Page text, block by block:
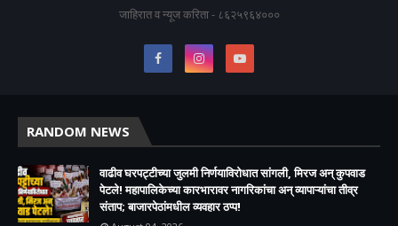
जाहिरात व न्यूज करिता - ८६२५९६४०००
RANDOM NEWS
वाढीव घरपट्टीच्या जुलमी निर्णयाविरोधात सांगली, मिरज अन् कुपवाड
पेटले! महापालिकेच्या कारभारावर नागरिकांचा अन् व्यापाऱ्यांचा तीव्र
संताप; बाजारपेठांमधील व्यवहार ठप्प!​